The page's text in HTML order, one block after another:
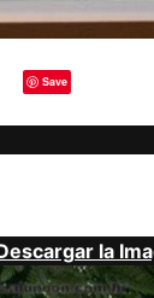
Save
la